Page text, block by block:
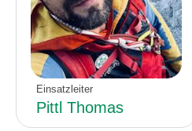
Einsatzleiter
Pittl Thomas